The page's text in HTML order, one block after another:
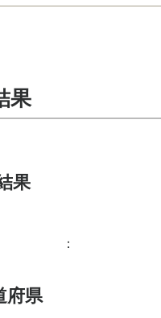
果
果
府県
：